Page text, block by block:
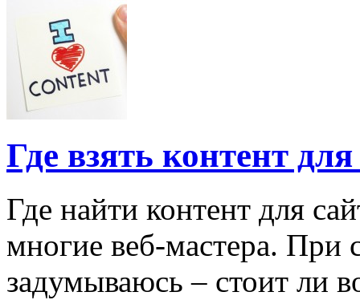
Где взять контент
Где найти контент для
многие веб-мастера. При
задумываюсь – стоит ли